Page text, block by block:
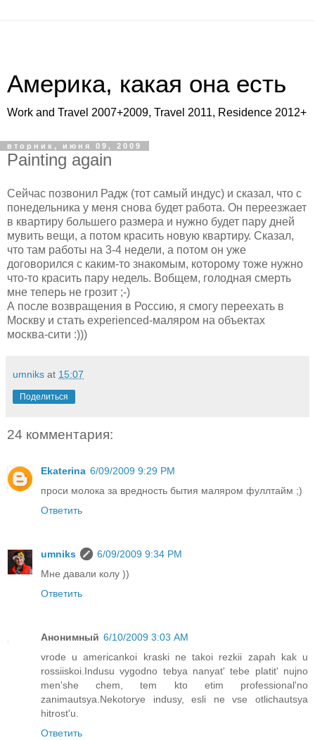
Америка, какая она есть
Work and Travel 2007+2009, Travel 2011, Residence 2012+
вторник, июня 09, 2009
Painting again
Сейчас позвонил Радж (тот самый индус) и сказал, что с
понедельника у меня снова будет работа. Он переезжает
в квартиру большего размера и нужно будет пару дней
мувить вещи, а потом красить новую квартиру. Сказал,
что там работы на 3-4 недели, а потом он уже
договорился с каким-то знакомым, которому тоже нужно
что-то красить пару недель. Вобщем, голодная смерть
мне теперь не грозит ;-)
А после возвращения в Россию, я смогу переехать в
Москву и стать experienced-маляром на объектах
москва-сити :)))
umniks at 15:07
Поделиться
24 комментария:
Ekaterina 6/09/2009 9:29 PM
проси молока за вредность бытия маляром фуллтайм ;)
Ответить
umniks
6/09/2009 9:34 PM
Мне давали колу ))
Ответить
Анонимный 6/10/2009 3:03 AM
vrode u americankoi kraski ne takoi rezkii zapah kak u
rossiiskoi.Indusu vygodno tebya nanyat' tebe platit' nujno
men'she chem, tem kto etim professional'no
zanimautsya.Nekotorye indusy, esli ne vse otlichautsya
hitrost'u.
Ответить